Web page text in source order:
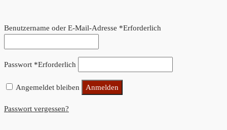
Benutzername oder E-Mail-Adresse *Erforderlich
Passwort *Erforderlich
Angemeldet bleiben Anmelden
Passwort vergessen?